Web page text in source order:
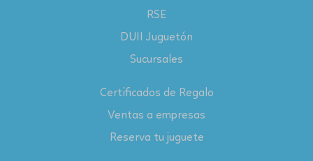
RSE
DUII Juguetón
Sucursales
Certificados de Regalo
Ventas a empresas
Reserva tu juguete